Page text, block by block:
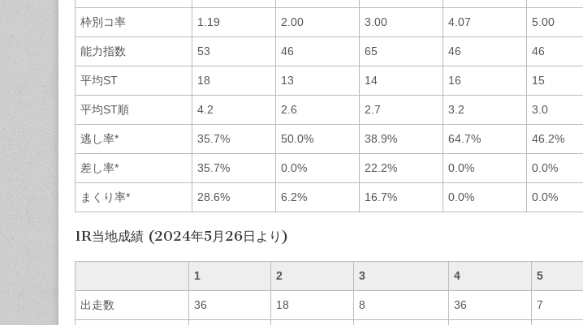
枠別コ率 1.19 2.00 3.00 4.07 5.00
能力指数 53 46 65 46 46
平均ST 18 13 14 16 15
平均ST順 4.2 2.6 2.7 3.2 3.0
逃し率* 35.7% 50.0% 38.9% 64.7% 46.2%
差し率* 35.7% 0.0% 22.2% 0.0% 0.0%
まくり率* 28.6% 6.2% 16.7% 0.0% 0.0%
1R当地成績 (2024年5月26日より)
1 2 3 4 5
出走数 36 18 8 36 7